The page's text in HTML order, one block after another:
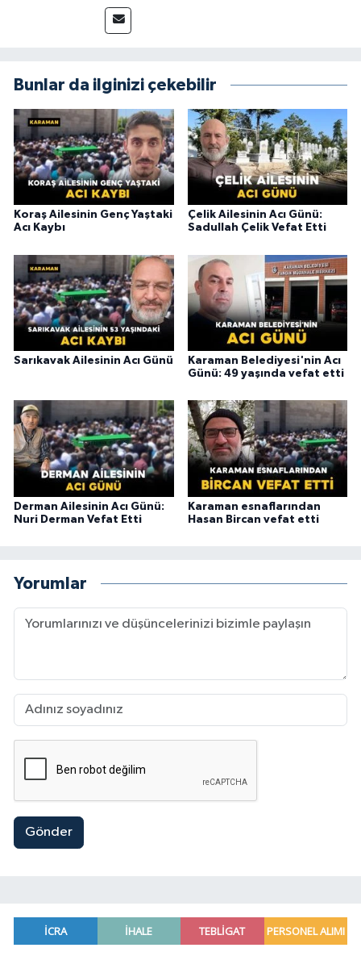
Bunlar da ilginizi çekebilir
Koraş Ailesinin Genç Yaştaki
Acı Kaybı
Çelik Ailesinin Acı Günü:
Sadullah Çelik Vefat Etti
Sarıkavak Ailesinin Acı Günü
Karaman Belediyesi'nin Acı
Günü: 49 yaşında vefat etti
Derman Ailesinin Acı Günü:
Nuri Derman Vefat Etti
Karaman esnaflarından
Hasan Bircan vefat etti
Yorumlar
Gönder